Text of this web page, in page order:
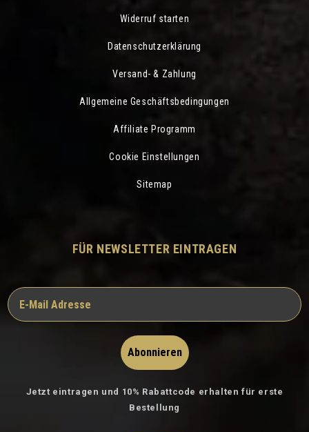
Widerruf starten
Datenschutzerklärung
Versand- & Zahlung
Allgemeine Geschäftsbedingungen
Affiliate Programm
Cookie Einstellungen
Sitemap
FÜR NEWSLETTER EINTRAGEN
Abonnieren
Jetzt eintragen und 10% Rabattcode erhalten für erste
Bestellung